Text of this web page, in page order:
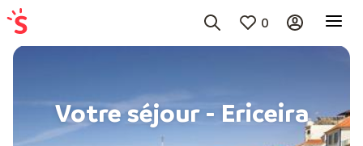
0
Votre séjour - Ericeira